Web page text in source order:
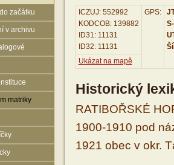
začátku
v archivu
matriky
ICZUJ: 552992
KODCOB: 139882
ID31: 11131
ID32: 11131
GPS:
Ukázat na mapě
Historický
RATIBOŘSKÉ
1900-1910 pod
1921 obec v okr.